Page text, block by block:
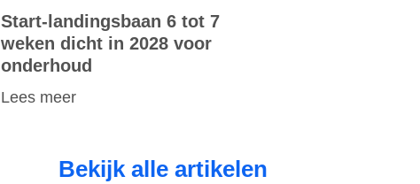
Start-landingsbaan 6 tot 7
weken dicht in 2028 voor
onderhoud
Lees meer
Bekijk alle artikelen